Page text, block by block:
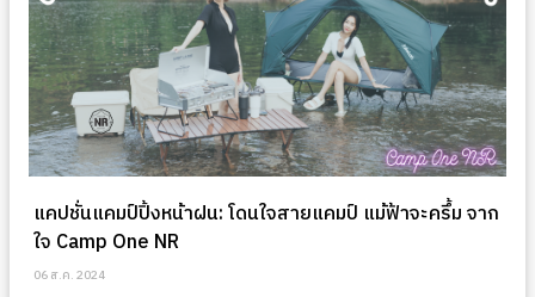
แคปชั่นแคมป์ปิ้งหน้าฝน: โดนใจสายแคมป์ แม้ฟ้าจะครึ้ม จาก
ใจ Camp One NR
06 ส.ค. 2024